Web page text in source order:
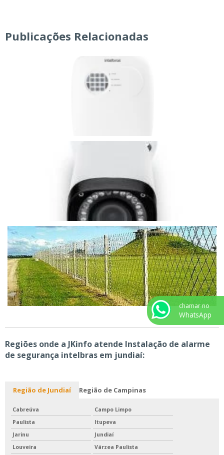
Publicações Relacionadas
Regiões onde a JKinfo atende Instalação de alarme
de segurança intelbras em jundiaí:
Região de Jundiaí Região de Campinas
Cabreúva
Campo Limpo
Paulista
Itupeva
Jarinu
Jundiaí
Louveira
Várzea Paulista
chamar no
WhatsApp